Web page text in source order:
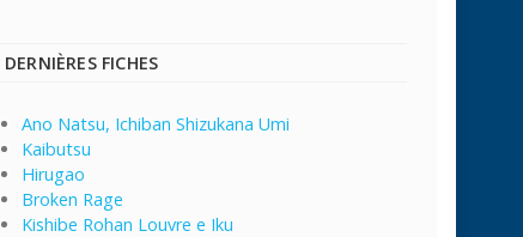
DERNIÈRES FICHES
Ano Natsu, Ichiban Shizukana Umi
Kaibutsu
Hirugao
Broken Rage
Kishibe Rohan Louvre e Iku